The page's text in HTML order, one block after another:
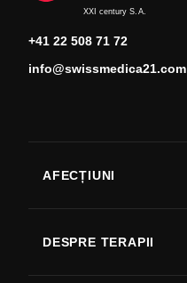
XXI century S.A.
+41 22 508 71 72
info@swissmedica21.com
AFECȚIUNI
DESPRE TERAPII